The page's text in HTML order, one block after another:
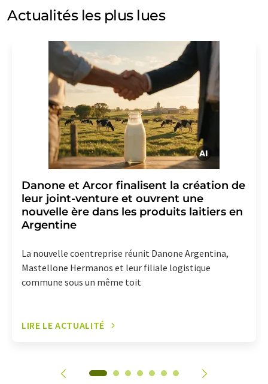
et d'opinion. Vous pouvez à tout moment révoquer
votre consentement sans indication de motifs à
Allemagne ou par e-mail à
revoke@lumitos.com
avec
effet pour l'avenir. De plus, chaque courriel contient un
lien pour se désabonner de la newsletter
correspondante.
Actualités les plus lues
Danone et Arcor finalisent la création de
leur joint-venture et ouvrent une
nouvelle ère dans les produits laitiers en
Argentine
La nouvelle coentreprise réunit Danone Argentina,
Mastellone Hermanos et leur filiale logistique
commune sous un même toit
LIRE LE ACTUALITÉ